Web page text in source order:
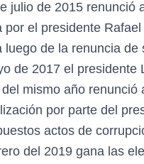
julio de 2015 renunció
por el presidente
luego de la renuncia
de 2017 el presidente
mismo año
por parte del
actos de
del 2019 gana las